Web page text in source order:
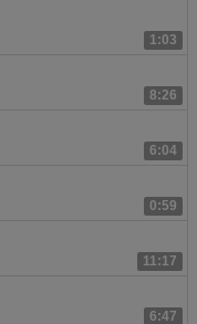
1:03
8:26
6:04
0:59
11:17
6:47